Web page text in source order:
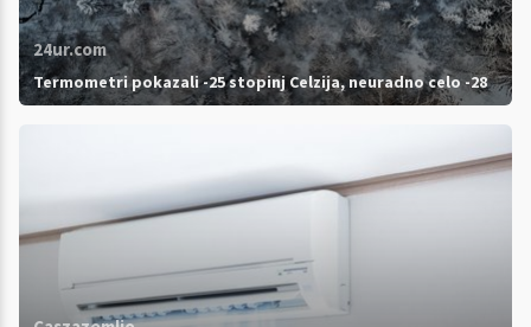
24ur.com
Termometri pokazali -25 stopinj Celzija, neuradno celo -28